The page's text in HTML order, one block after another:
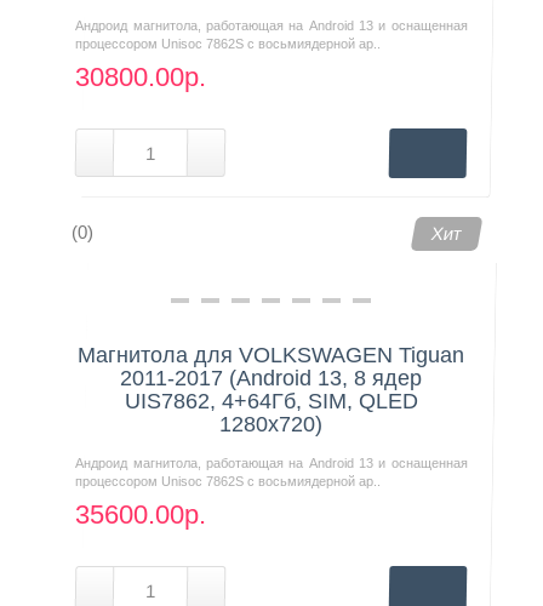
Андроид магнитола, работающая на Android 13 и оснащенная
процессором Unisoc 7862S с восьмиядерной ар..
30800.00р.
(0) Хит
Магнитола для VOLKSWAGEN Tiguan
2011-2017 (Android 13, 8 ядер
UIS7862, 4+64Гб, SIM, QLED
1280x720)
Андроид магнитола, работающая на Android 13 и оснащенная
процессором Unisoc 7862S с восьмиядерной ар..
35600.00р.